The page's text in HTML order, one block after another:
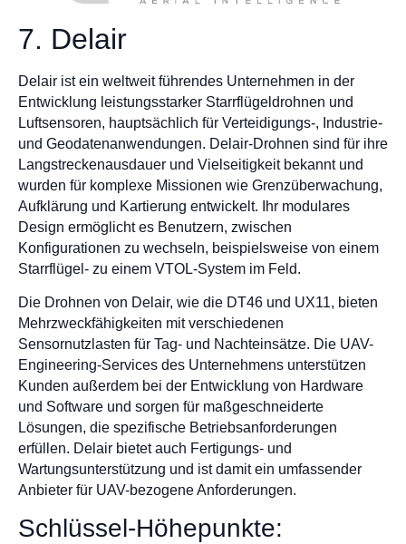
7. Delair
Delair ist ein weltweit führendes Unternehmen in der
Entwicklung leistungsstarker Starrflügeldrohnen und
Luftsensoren, hauptsächlich für Verteidigungs-, Industrie-
und Geodatenanwendungen. Delair-Drohnen sind für ihre
Langstreckenausdauer und Vielseitigkeit bekannt und
wurden für komplexe Missionen wie Grenzüberwachung,
Aufklärung und Kartierung entwickelt. Ihr modulares
Design ermöglicht es Benutzern, zwischen
Konfigurationen zu wechseln, beispielsweise von einem
Starrflügel- zu einem VTOL-System im Feld.
Die Drohnen von Delair, wie die DT46 und UX11, bieten
Mehrzweckfähigkeiten mit verschiedenen
Sensornutzlasten für Tag- und Nachteinsätze. Die UAV-
Engineering-Services des Unternehmens unterstützen
Kunden außerdem bei der Entwicklung von Hardware
und Software und sorgen für maßgeschneiderte
Lösungen, die spezifische Betriebsanforderungen
erfüllen. Delair bietet auch Fertigungs- und
Wartungsunterstützung und ist damit ein umfassender
Anbieter für UAV-bezogene Anforderungen.
Schlüssel-Höhepunkte: